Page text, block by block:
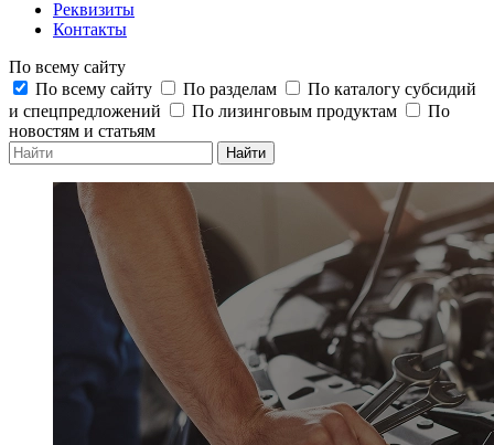
Реквизиты
Контакты
По всему сайту
По всему сайту
По разделам
По каталогу субсидий
и спецпредложений
По лизинговым продуктам
По
новостям и статьям
Найти